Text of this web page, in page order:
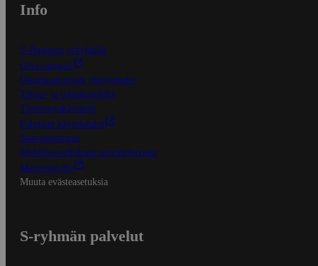
Info
S-Business yrityksille
Oiva-raportit
Osuuskauppojen yhteystiedot
Tilaus- ja toimitusehdot
Tietosuojakäytäntö
Palvelun käyttöehdot
Saavutettavuus
Mobiilisovelluksen saavutettavuus
Mainostajalle
Muuta evästeasetuksia
S-ryhmän palvelut